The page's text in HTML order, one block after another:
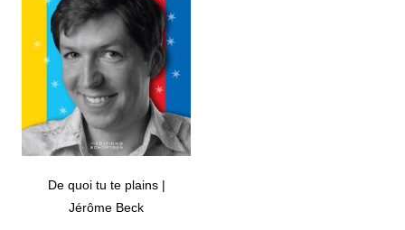
De quoi tu te plains |
Jérôme Beck